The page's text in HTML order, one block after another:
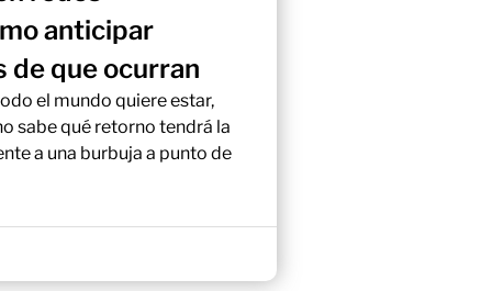
anticipar
de que ocurran
el mundo quiere estar,
sabe qué retorno tendrá la
a una burbuja a punto de